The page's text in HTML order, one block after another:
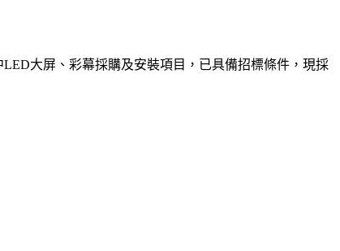
大屏、彩幕採購及安裝項目，已具備招標條件，現採